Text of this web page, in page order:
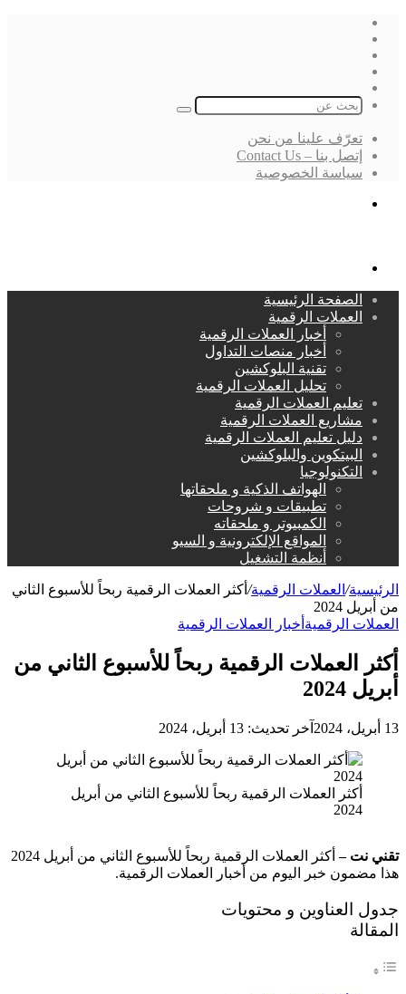
بحث
تعرّف علينا من نحن
إتصل بنا – Contact Us
سياسة الخصوصية
الصفحة الرئيسية
العملات الرقمية
أخبار العملات الرقمية
أخبار منصات التداول
تقنية البلوكشين
تحليل العملات الرقمية
تعليم العملات الرقمية
مشاريع العملات الرقمية
دليل تعليم العملات الرقمية
البيتكوين والبلوكشين
التكنولوجيا
الهواتف الذكية و ملحقاتها
تطبيقات و شروحات
الكمبيوتر و ملحقاته
المواقع الإلكترونية و السيو
أنظمة التشغيل
الرئيسية/ العملات الرقمية/ أكثر العملات الرقمية ربحاً للأسبوع الثاني
من أبريل 2024
العملات الرقمية أخبار العملات الرقمية
أكثر العملات الرقمية ربحاً للأسبوع الثاني من
أبريل 2024
13 أبريل، 2024 آخر تحديث: 13 أبريل، 2024
أكثر العملات الرقمية ربحاً للأسبوع الثاني من أبريل
2024
تقني نت –
أكثر العملات الرقمية ربحاً للأسبوع الثاني من أبريل 2024
هذا مضمون خبر اليوم من أخبار العملات الرقمية.
جدول العناوين و محتويات
المقالة